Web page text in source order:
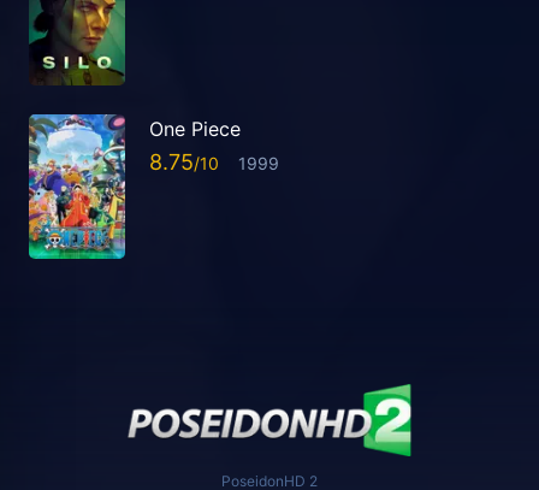
One Piece
8.75 1999
PoseidonHD 2